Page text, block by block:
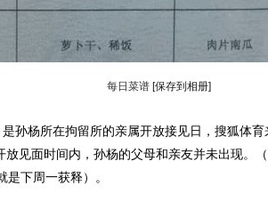
每日菜谱 [保存到相册]
杨所在拘留所的亲属开放接见日，搜狐体育
放见面时间内，孙杨的父母和亲友并未出现。
下周一获释）。